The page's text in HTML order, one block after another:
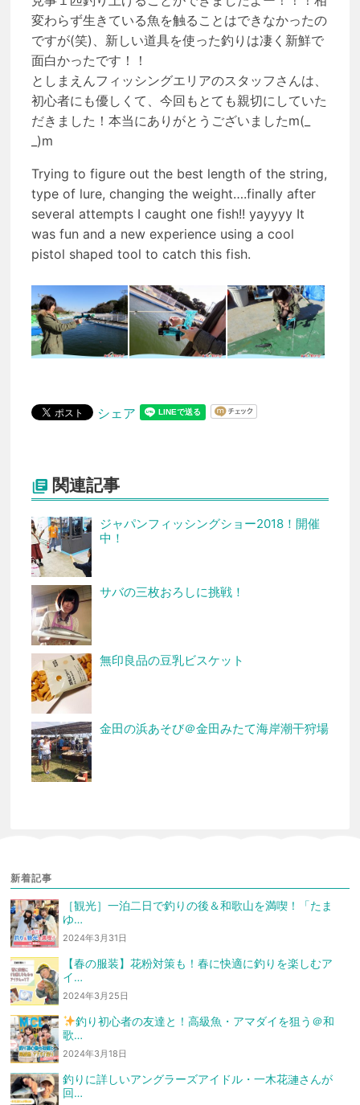
変わらず生きている魚を触ることはできなかったの
ですが(笑)、新しい道具を使った釣りは凄く新鮮で
面白かったです！！
としまえんフィッシングエリアのスタッフさんは、
初心者にも優しくて、今回もとても親切にしていた
だきました！本当にありがとうございましたm(_
_)m
Trying to figure out the best length of the string,
type of lure, changing the weight….finally after
several attempts I caught one fish!! yayyyy It
was fun and a new experience using a cool
pistol shaped tool to catch this fish.
シェア
 関連記事
ジャパンフィッシングショー2018！開催
中！
サバの三枚おろしに挑戦！
無印良品の豆乳ビスケット
金田の浜あそび＠金田みたて海岸潮干狩場
新着記事
［観光］一泊二日で釣りの後＆和歌山を満喫！「たま
ゆ…
2024年3月31日
【春の服装】花粉対策も！春に快適に釣りを楽しむア
イ…
2024年3月25日
釣り初心者の友達と！高級魚・アマダイを狙う ＠和
歌…
2024年3月18日
釣りに詳しいアングラーズアイドル・一木花漣さんが
回…